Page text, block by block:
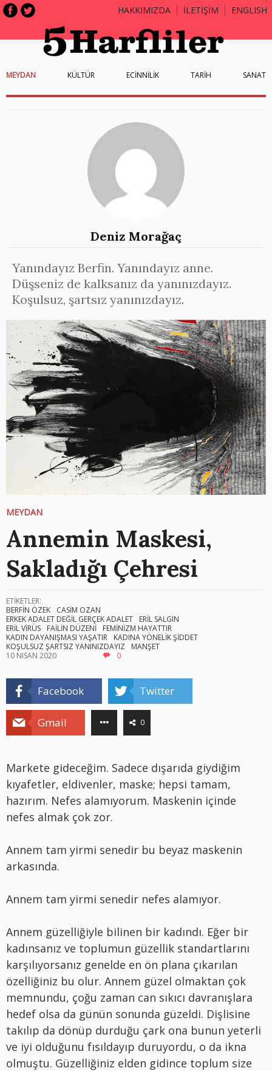
HAKKIMIZDA İLETİŞİM ENGLISH
MEYDAN KÜLTÜR ECİNNİLİK TARİH SANAT
Deniz Morağaç
Yanındayız Berfin. Yanındayız anne.
Düşseniz de kalksanız da yanınızdayız.
Koşulsuz, şartsız yanınızdayız.
MEYDAN
Annemin Maskesi,
Sakladığı Çehresi
ETİKETLER:
BERFİN ÖZEK
CASİM OZAN
ERKEK ADALET DEĞİL GERÇEK ADALET
ERİL SALGIN
ERİL VİRÜS
FAİLİN DÜZENİ
FEMİNİZM HAYATTIR
KADIN DAYANIŞMASI YAŞATIR
KADINA YÖNELİK ŞİDDET
KOŞULSUZ ŞARTSIZ YANINIZDAYIZ
MANŞET
10 NISAN 2020
0
Facebook Twitter
Gmail 0
Markete gideceğim. Sadece dışarıda giydiğim
kıyafetler, eldivenler, maske; hepsi tamam,
hazırım. Nefes alamıyorum. Maskenin içinde
nefes almak çok zor.
Annem tam yirmi senedir bu beyaz maskenin
arkasında.
Annem tam yirmi senedir nefes alamıyor.
Annem güzelliğiyle bilinen bir kadındı. Eğer bir
kadınsanız ve toplumun güzellik standartlarını
karşılıyorsanız genelde en ön plana çıkarılan
özelliğiniz bu olur. Annem güzel olmaktan çok
memnundu, çoğu zaman can sıkıcı davranışlara
hedef olsa da günün sonunda güzeldi. Dişlisine
takılıp da dönüp durduğu çark ona bunun yeterli
ve iyi olduğunu fısıldayıp duruyordu, o da ikna
olmuştu. Güzelliğiniz elden gidince toplum size